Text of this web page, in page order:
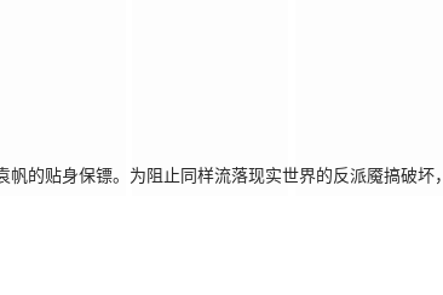
贴身保镖。为阻止同样流落现实世界的反派魇搞破坏，